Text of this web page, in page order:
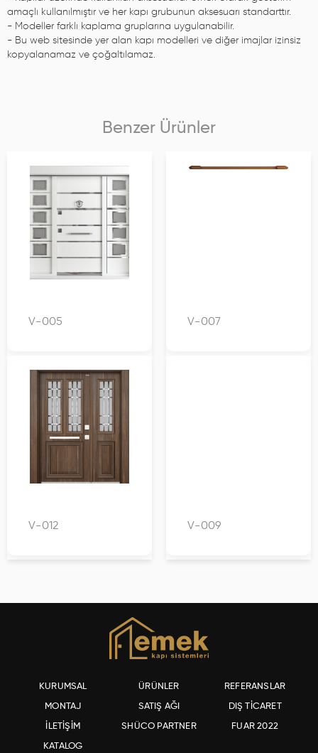
amaçlı kullanılmıştır ve her kapı grubunun aksesuarı standarttır.
- Modeller farklı kaplama gruplarına uygulanabilir.
- Bu web sitesinde yer alan kapı modelleri ve diğer imajlar izinsiz
kopyalanamaz ve çoğaltılamaz.
Benzer Ürünler
V-005 V-007
V-012 V-009
KURUMSAL ÜRÜNLER REFERANSLAR
MONTAJ SATIŞ AĞI DIŞ TİCARET
İLETİŞİM SHÜCO PARTNER FUAR 2022
KATALOG